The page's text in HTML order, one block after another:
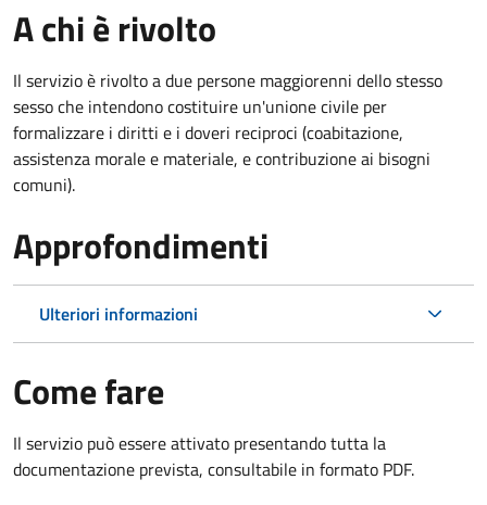
A chi è rivolto
Il servizio è rivolto a due persone maggiorenni dello stesso
sesso che intendono costituire un'unione civile per
formalizzare i diritti e i doveri reciproci (coabitazione,
assistenza morale e materiale, e contribuzione ai bisogni
comuni).
Approfondimenti
Ulteriori informazioni
Come fare
Il servizio può essere attivato presentando tutta la
documentazione prevista, consultabile in formato PDF.